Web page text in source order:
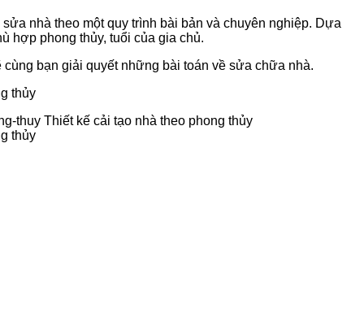
nhà theo một quy trình bài bản và chuyên nghiệp. Dựa
hợp phong thủy, tuổi của gia chủ.
bạn giải quyết những bài toán về sửa chữa nhà.